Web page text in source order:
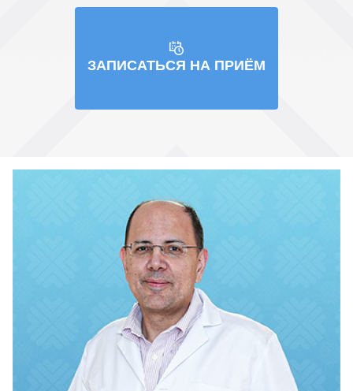
ЗАПИСАТЬСЯ НА ПРИЁМ